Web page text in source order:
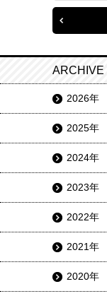
ARCHIVE
2026年
2025年
2024年
2023年
2022年
2021年
2020年